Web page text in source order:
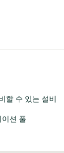
할 수 있는 설비
션 풀